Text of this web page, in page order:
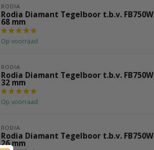
RODIA
Rodia Diamant Tegelboor t.b.v. FB750W
68 mm
Op voorraad
RODIA
Rodia Diamant Tegelboor t.b.v. FB750W
32 mm
Op voorraad
RODIA
Rodia Diamant Tegelboor t.b.v. FB750W
26 mm